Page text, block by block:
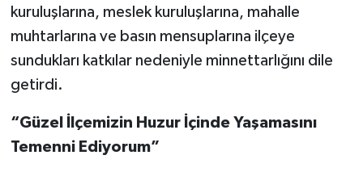
kuruluşlarına, meslek kuruluşlarına, mahalle
muhtarlarına ve basın mensuplarına ilçeye
sundukları katkılar nedeniyle minnettarlığını dile
getirdi.
“Güzel İlçemizin Huzur İçinde Yaşamasını
Temenni Ediyorum”